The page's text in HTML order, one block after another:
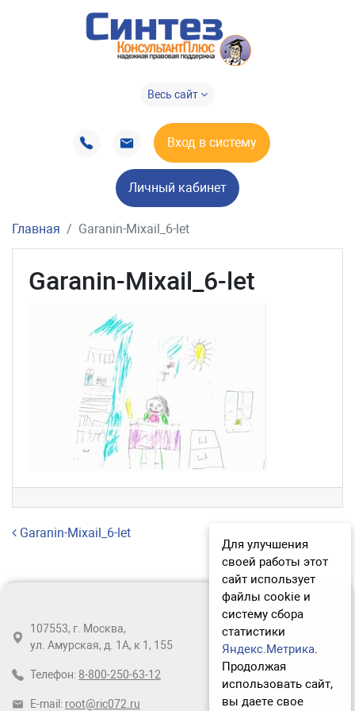
Весь сайт
Вход в систему
Личный кабинет
Главная Garanin-Mixail_6-let
Garanin-Mixail_6-let
Навигация по записям
Garanin-Mixail_6-let
107553, г. Москва,
ул. Амурская, д. 1А, к 1, 155
Телефон: 8-800-250-63-12
E-mail: root@ric072.ru
Для улучшения
своей работы этот
сайт использует
файлы cookie и
систему сбора
статистики
Яндекс.Метрика.
Продолжая
использовать сайт,
вы даете свое